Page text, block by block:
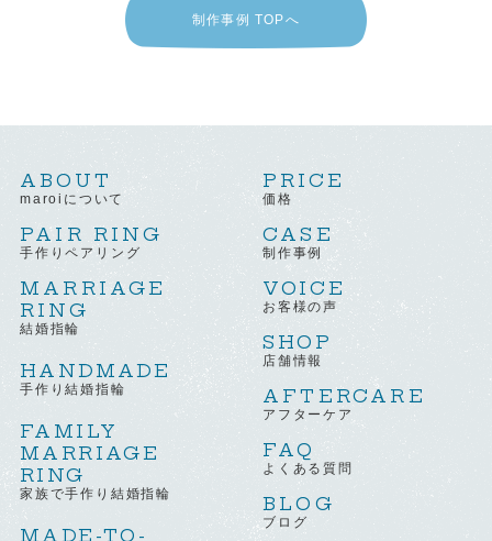
制作事例 TOPへ
ABOUT
maroiについて
PAIR RING
手作りペアリング
MARRIAGE
RING
結婚指輪
HANDMADE
手作り結婚指輪
FAMILY
MARRIAGE
RING
家族で手作り結婚指輪
MADE-TO-
PRICE
価格
CASE
制作事例
VOICE
お客様の声
SHOP
店舗情報
AFTERCARE
アフターケア
FAQ
よくある質問
BLOG
ブログ